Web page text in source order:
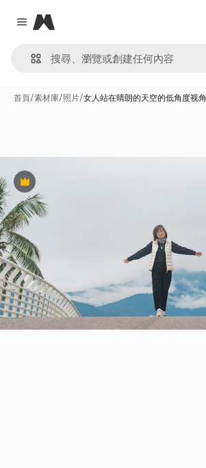
Close menu
Magnific
首頁/素材庫/照片/女人站在晴朗的天空的低角度视角
Premium